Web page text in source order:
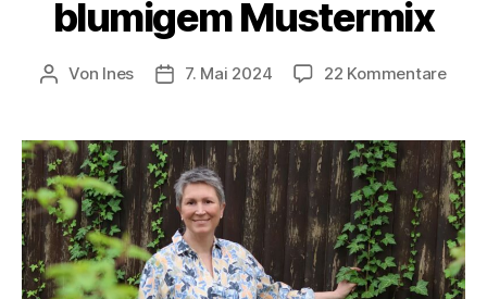
blumigem Mustermix
Beitragsautor
Von Ines Veröffentlichungsdatum
7. Mai 2024 22 Kommentarezu
für
diese
Pop-
over-
Bluse
in